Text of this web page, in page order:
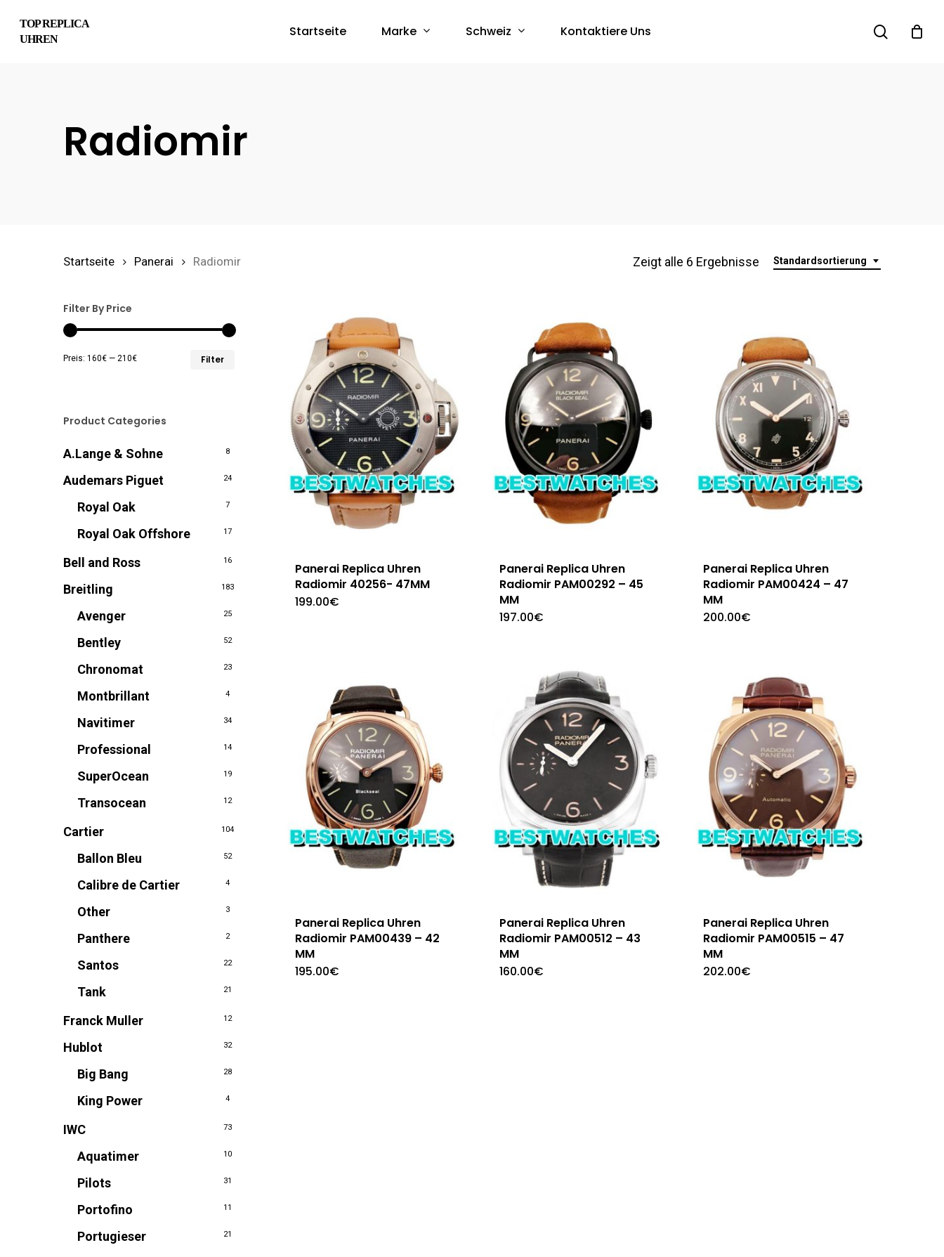
Hit enter to search or ESC to close
TOP REPLICA
UHREN
Startseite Marke Schweiz Kontaktiere Uns search
Radiomir
Standardsortierung
Zeigt alle 6 Ergebnisse
Startseite Panerai Radiomir
Filter By Price
Filter
Preis: 160€ — 210€
Product Categories
A.Lange & Sohne 8
Audemars Piguet 24
Royal Oak 7
Royal Oak Offshore 17
Bell and Ross 16
Breitling 183
Avenger 25
Bentley 52
Chronomat 23
Montbrillant 4
Navitimer 34
Professional 14
SuperOcean 19
Transocean 12
Cartier 104
Ballon Bleu 52
Calibre de Cartier 4
Other 3
Panthere 2
Santos 22
Tank 21
Franck Muller 12
Hublot 32
Big Bang 28
King Power 4
IWC 73
Aquatimer 10
Pilots 31
Portofino 11
Portugieser 21
Panerai Replica Uhren
Radiomir 40256- 47MM
199.00€
Panerai Replica Uhren
Radiomir PAM00292 – 45
MM
197.00€
Panerai Replica Uhren
Radiomir PAM00424 – 47
MM
200.00€
Panerai Replica Uhren
Radiomir PAM00439 – 42
MM
195.00€
Panerai Replica Uhren
Radiomir PAM00512 – 43
MM
160.00€
Panerai Replica Uhren
Radiomir PAM00515 – 47
MM
202.00€